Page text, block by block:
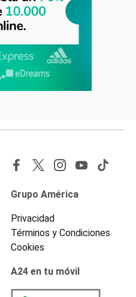
Grupo América
Privacidad
Términos y Condiciones
Cookies
A24 en tu móvil